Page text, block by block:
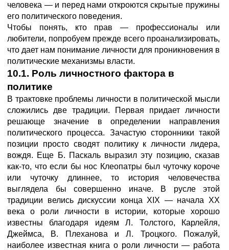
человека — и перед нами откроются скрытые пружины
его политического поведения.
Чтобы понять, кто прав — профессионалы или
любители, попробуем прежде всего проанализировать,
что дает нам понимание личности для проникновения в
политические механизмы власти.
10.1. Роль личностного фактора в
политике
В трактовке проблемы личности в политической мысли
сложились две традиции. Первая придает личности
решающе значение в определении направления
политического процесса. Зачастую сторонники такой
позиции просто сводят политику к личности лидера,
вождя. Еще Б. Паскаль выразил эту позицию, сказав
как-то, что если бы нос Клеопатры был чуточку короче
или чуточку длиннее, то история человечества
выглядела бы совершенно иначе. В русле этой
традиции велись дискуссии конца XIX — начала XX
века о роли личности в истории, которые хорошо
известны благодаря идеям Л. Толстого, Карлейля,
Джеймса, В. Плеханова и Л. Троцкого. Пожалуй,
наиболее известная книга о роли личности — работа